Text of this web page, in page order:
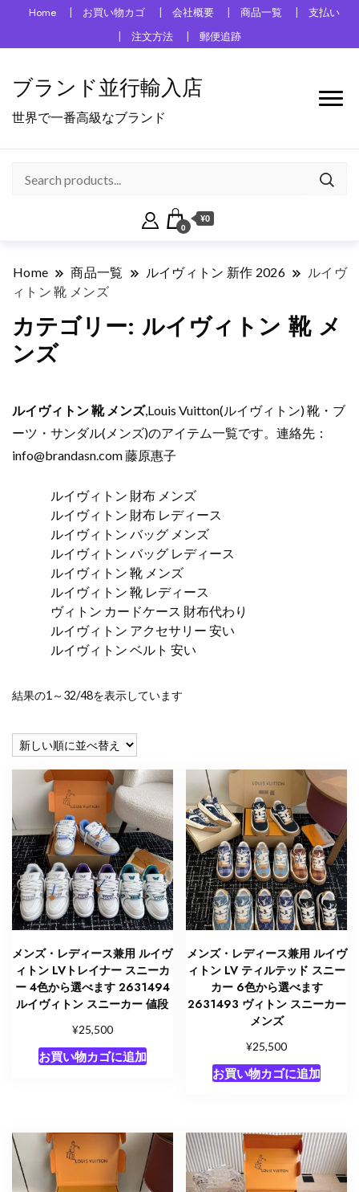
Home お買い物カゴ 会社概要 商品一覧
支払い
注文方法
郵便追跡
ブランド並行輸入店
世界で一番高級なブランド
0
¥0
Home 商品一覧 ルイヴィトン 新作 2026
ルイヴ
ィトン 靴 メンズ
カテゴリー: ルイヴィトン 靴 メ
ンズ
ルイヴィトン 靴 メンズ,Louis Vuitton(ルイヴィトン) 靴・ブ
ーツ・サンダル(メンズ)のアイテム一覧です。連絡先：
info@brandasn.com藤原惠子
ルイヴィトン 財布 メンズ
ルイヴィトン 財布 レディース
ルイヴィトン バッグ メンズ
ルイヴィトン バッグ レディース
ルイヴィトン 靴 メンズ
ルイヴィトン 靴 レディース
ヴィトン カードケース 財布代わり
ルイヴィトン アクセサリー 安い
ルイヴィトン ベルト 安い
結果の1～32/48を表示しています
メンズ・レディース兼用 ルイヴ
ィトン LVトレイナー スニーカ
ー 4色から選べます 2631494
ルイヴィトン スニーカー 値段
¥25,500
お買い物カゴに追加
メンズ・レディース兼用 ルイヴ
ィトン LV ティルテッド スニー
カー 6色から選べます
2631493 ヴィトン スニーカー
メンズ
¥25,500
お買い物カゴに追加